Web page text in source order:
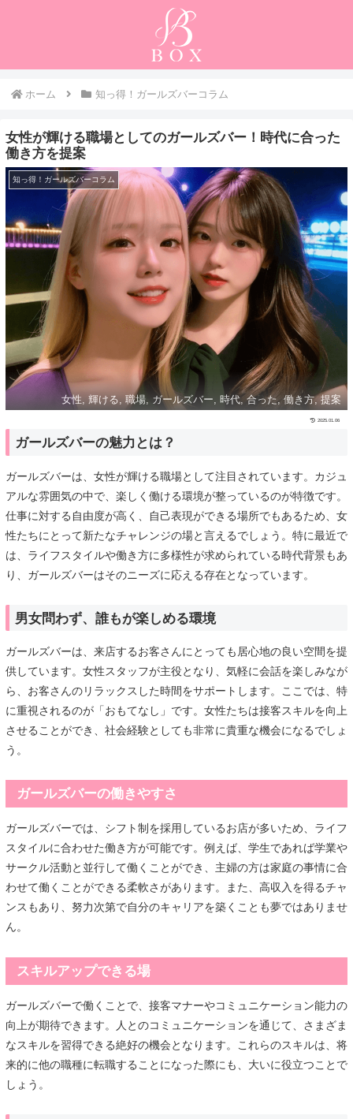
ホーム 知っ得！ガールズバーコラム
女性が輝ける職場としてのガールズバー！時代に合った
働き方を提案
知っ得！ガールズバーコラム
女性, 輝ける, 職場, ガールズバー, 時代, 合った, 働き方, 提案
2025.01.06
ガールズバーの魅力とは？
ガールズバーは、女性が輝ける職場として注目されています。カジュ
アルな雰囲気の中で、楽しく働ける環境が整っているのが特徴です。
仕事に対する自由度が高く、自己表現ができる場所でもあるため、女
性たちにとって新たなチャレンジの場と言えるでしょう。特に最近で
は、ライフスタイルや働き方に多様性が求められている時代背景もあ
り、ガールズバーはそのニーズに応える存在となっています。
男女問わず、誰もが楽しめる環境
ガールズバーは、来店するお客さんにとっても居心地の良い空間を提
供しています。女性スタッフが主役となり、気軽に会話を楽しみなが
ら、お客さんのリラックスした時間をサポートします。ここでは、特
に重視されるのが「おもてなし」です。女性たちは接客スキルを向上
させることができ、社会経験としても非常に貴重な機会になるでしょ
う。
ガールズバーの働きやすさ
ガールズバーでは、シフト制を採用しているお店が多いため、ライフ
スタイルに合わせた働き方が可能です。例えば、学生であれば学業や
サークル活動と並行して働くことができ、主婦の方は家庭の事情に合
わせて働くことができる柔軟さがあります。また、高収入を得るチャ
ンスもあり、努力次第で自分のキャリアを築くことも夢ではありませ
ん。
スキルアップできる場
ガールズバーで働くことで、接客マナーやコミュニケーション能力の
向上が期待できます。人とのコミュニケーションを通じて、さまざま
なスキルを習得できる絶好の機会となります。これらのスキルは、将
来的に他の職種に転職することになった際にも、大いに役立つことで
しょう。